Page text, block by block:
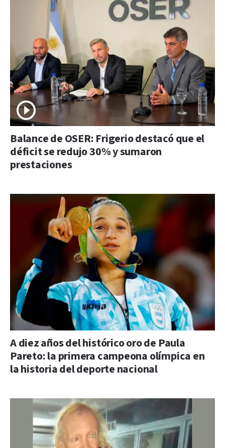
Balance de OSER: Frigerio destacó que el
déficit se redujo 30% y sumaron
prestaciones
A diez años del histórico oro de Paula
Pareto: la primera campeona olímpica en
la historia del deporte nacional